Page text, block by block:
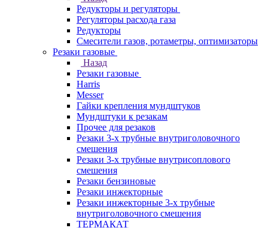
Редукторы и регуляторы
Регуляторы расхода газа
Редукторы
Смесители газов, ротаметры, оптимизаторы
Резаки газовые
Назад
Резаки газовые
Harris
Messer
Гайки крепления мундштуков
Мундштуки к резакам
Прочее для резаков
Резаки 3-х трубные внутриголовочного
смешения
Резаки 3-х трубные внутрисоплового
смешения
Резаки бензиновые
Резаки инжекторные
Резаки инжекторные 3-х трубные
внутриголовочного смешения
ТЕРМАКАТ